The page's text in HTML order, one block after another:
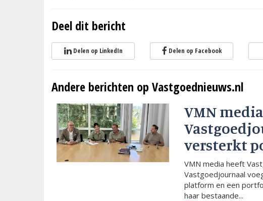
Deel dit bericht
Delen op LinkedIn Delen op Facebook
Andere berichten op Vastgoednieuws.nl
VMN
versterkt
VMN media heeft
Vastgoedjournaal
platform en een
haar bestaande...